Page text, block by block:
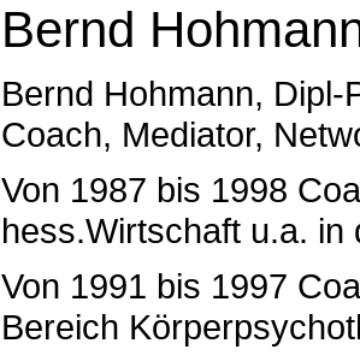
Bernd
Bernd Hohmann,
Coach, Mediator,
Von 1987 bis 1998
hess.Wirtschaft u.a.
Von 1991 bis 1997
Bereich